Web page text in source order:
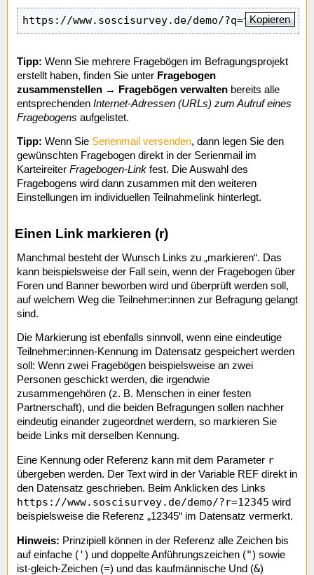
https://www.soscisurvey.de/demo/?q=fbKopieren
Tipp: Wenn Sie mehrere Fragebögen im Befragungsprojekt
erstellt haben, finden Sie unter Fragebogen
zusammenstellen → Fragebögen verwalten bereits alle
entsprechenden Internet-Adressen (URLs) zum Aufruf eines
Fragebogens aufgelistet.
Tipp: Wenn Sie Serienmail versenden, dann legen Sie den
gewünschten Fragebogen direkt in der Serienmail im
Karteireiter Fragebogen-Link fest. Die Auswahl des
Fragebogens wird dann zusammen mit den weiteren
Einstellungen im individuellen Teilnahmelink hinterlegt.
Einen Link markieren (r)
Manchmal besteht der Wunsch Links zu „markieren“. Das
kann beispielsweise der Fall sein, wenn der Fragebogen über
Foren und Banner beworben wird und überprüft werden soll,
auf welchem Weg die Teilnehmer:innen zur Befragung gelangt
sind.
Die Markierung ist ebenfalls sinnvoll, wenn eine eindeutige
Teilnehmer:innen-Kennung im Datensatz gespeichert werden
soll: Wenn zwei Fragebögen beispielsweise an zwei
Personen geschickt werden, die irgendwie
zusammengehören (z. B. Menschen in einer festen
Partnerschaft), und die beiden Befragungen sollen nachher
eindeutig einander zugeordnet werdern, so markieren Sie
beide Links mit derselben Kennung.
Eine Kennung oder Referenz kann mit dem Parameter r
übergeben werden. Der Text wird in der Variable REF direkt in
den Datensatz geschrieben. Beim Anklicken des Links
https://www.soscisurvey.de/demo/?r=12345 wird
beispielsweise die Referenz „12345“ im Datensatz vermerkt.
Hinweis: Prinzipiell können in der Referenz alle Zeichen bis
auf einfache (') und doppelte Anführungszeichen (") sowie
ist-gleich-Zeichen (=) und das kaufmännische Und (&)